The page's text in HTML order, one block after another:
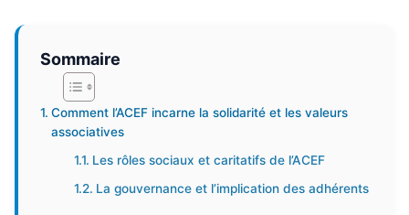
Sommaire
Comment l’ACEF incarne la solidarité et les valeurs
associatives
Les rôles sociaux et caritatifs de l’ACEF
La gouvernance et l’implication des adhérents